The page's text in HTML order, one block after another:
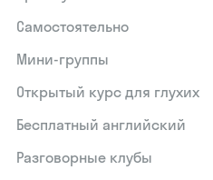
Самостоятельно
Мини-группы
Открытый курс для глухих
Бесплатный английский
Разговорные клубы